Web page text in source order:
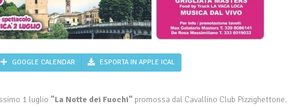
GOOGLE CALENDAR ESPORTA IN APPLE ICAL
1 luglio "La Notte dei Fuochi" promossa dal Cavallino Club Pizzighettone.